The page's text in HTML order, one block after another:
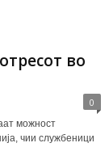
во
0
можност
чии службеници